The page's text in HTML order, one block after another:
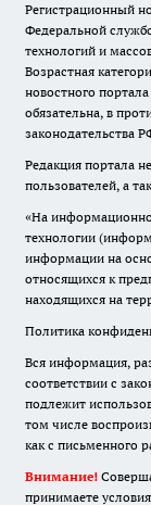
Регистрационный
Федеральной
технологий и
Возрастная
новостного
обязательна, в
законодательства
Редакция портала
пользователей, а
«На
технологии
информации на
относящихся к
находящихся на
Политика
Вся информация,
соответствии с
подлежит
том числе
как с письменного
Внимание!
принимаете